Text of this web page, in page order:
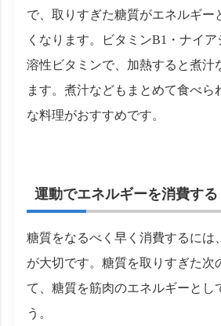
で、取りすぎた糖質がエネルギー
くなります。ビタミンB1・ナイ
溶性ビタミンで、加熱すると煮汁
ます。煮汁などもまとめて食べら
な料理がおすすめです。
運動でエネルギーを消費する
糖質をなるべく早く消費するには
が大切です。糖質を取りすぎた次
て、糖質を筋肉のエネルギーとし
う。